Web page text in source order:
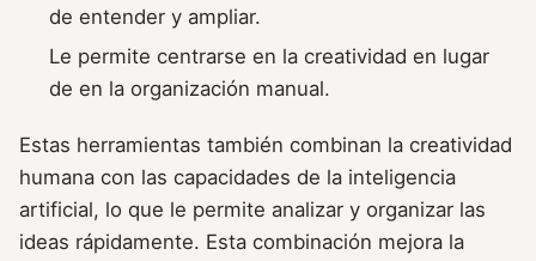
de entender y ampliar.
Le permite centrarse en la creatividad en lugar
de en la organización manual.
Estas herramientas también combinan la creatividad
humana con las capacidades de la inteligencia
artificial, lo que le permite analizar y organizar las
ideas rápidamente. Esta combinación mejora la